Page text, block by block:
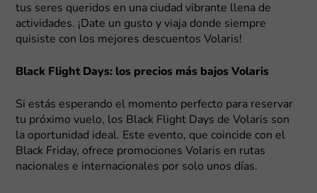
tus seres queridos en una ciudad vibrante llena de
actividades. ¡Date un gusto y viaja donde siempre
quisiste con los mejores descuentos Volaris!
Black Flight Days: los precios más bajos Volaris
Si estás esperando el momento perfecto para reservar
tu próximo vuelo, los Black Flight Days de Volaris son
la oportunidad ideal. Este evento, que coincide con el
Black Friday, ofrece promociones Volaris en rutas
nacionales e internacionales por solo unos días.